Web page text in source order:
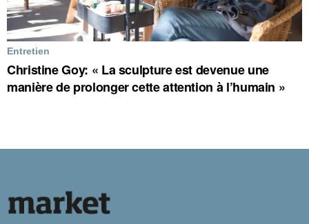
Entretien
Christine Goy: « La sculpture est devenue une
manière de prolonger cette attention à l’humain »